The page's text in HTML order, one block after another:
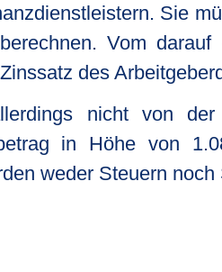
Sie
Vom
des
nicht von der
in Höhe von
weder Steuern